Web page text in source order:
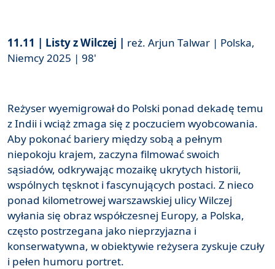
11.11 | Listy z Wilczej | reż. Arjun Talwar | Polska,
Niemcy 2025 | 98'
Reżyser wyemigrował do Polski ponad dekadę temu
z Indii i wciąż zmaga się z poczuciem wyobcowania.
Aby pokonać bariery między sobą a pełnym
niepokoju krajem, zaczyna filmować swoich
sąsiadów, odkrywając mozaikę ukrytych historii,
wspólnych tęsknot i fascynujących postaci. Z nieco
ponad kilometrowej warszawskiej ulicy Wilczej
wyłania się obraz współczesnej Europy, a Polska,
często postrzegana jako nieprzyjazna i
konserwatywna, w obiektywie reżysera zyskuje czuły
i pełen humoru portret.